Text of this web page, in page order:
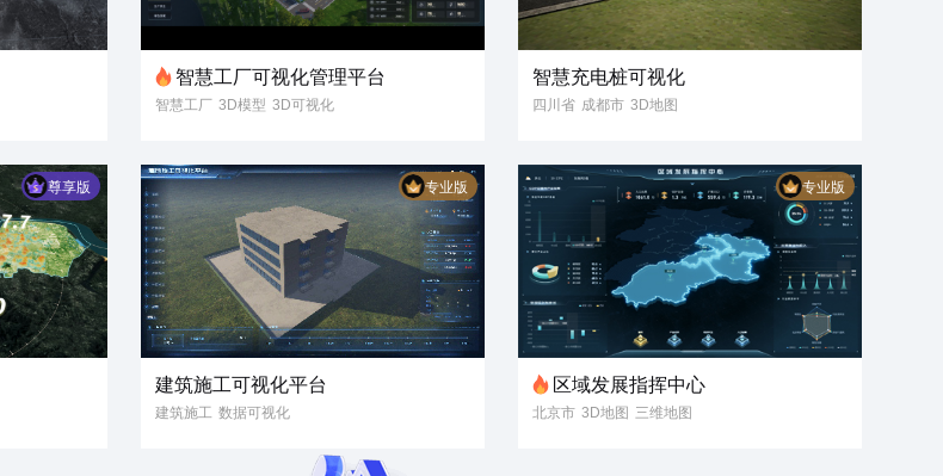
智慧工厂可视化管理平台
智慧工厂 3D模型 3D可视化
智慧工业 3D工业设备
智慧充电桩可视化
四川省 成都市 3D地图
智慧能源 数据可视化
充电桩
场景 电网
可视化
尊享版 专业版
建筑施工可视化平台
建筑施工 数据可视化
专业版
区域发展指挥中心
北京市 3D地图 三维地图